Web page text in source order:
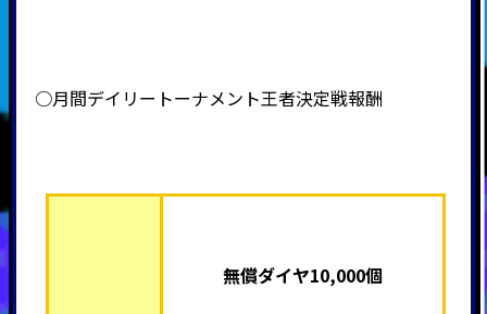
○月間デイリートーナメント王者決定戦報酬
無償ダイヤ10,000個